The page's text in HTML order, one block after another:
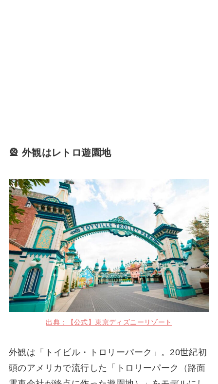
🎡 外観はレトロ遊園地
出典：【公式】東京ディズニーリゾート
外観は「トイビル・トロリーパーク」。20世紀初
頭のアメリカで流行した「トロリーパーク（路面